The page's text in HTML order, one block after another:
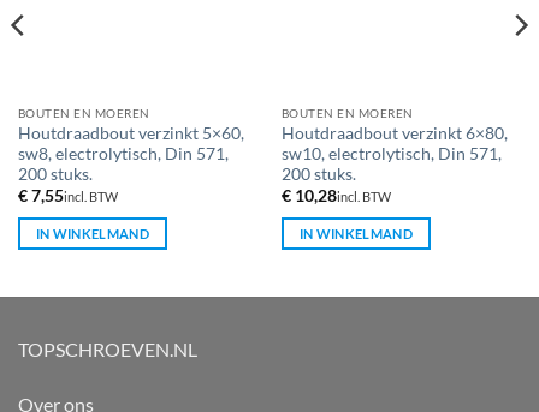
BOUTEN EN MOEREN
Houtdraadbout verzinkt 5×60,
sw8, electrolytisch, Din 571,
200 stuks.
€7,55incl. BTW
IN WINKELMAND
BOUTEN EN MOEREN
Houtdraadbout verzinkt 6×80,
sw10, electrolytisch, Din 571,
200 stuks.
€10,28incl. BTW
IN WINKELMAND
TOPSCHROEVEN.NL
Over ons